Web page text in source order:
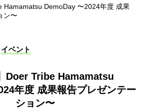
Hamamatsu DemoDay 〜2024年度 成果
ン〜
イベント
Doer Tribe Hamamatsu
年度 成果報告プレゼンテー
ション〜